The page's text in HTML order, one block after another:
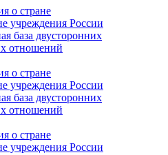
о стране
учреждения России
база двусторонних
отношений
о стране
учреждения России
база двусторонних
отношений
о стране
учреждения России